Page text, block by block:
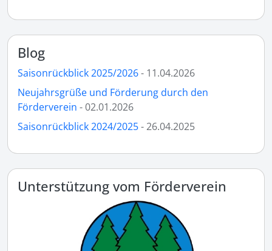
Blog
Saisonrückblick 2025/2026- 11.04.2026
Neujahrsgrüße und Förderung durch den
Förderverein - 02.01.2026
Saisonrückblick 2024/2025- 26.04.2025
Unterstützung vom Förderverein